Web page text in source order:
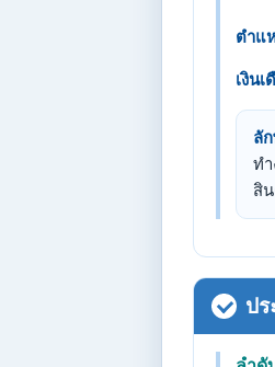
ตำแ
เงินเ
ลั
ท
สิ
ปร